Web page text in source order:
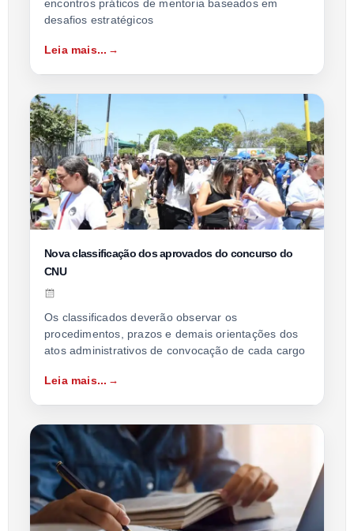
encontros práticos de mentoria baseados em
desafios estratégicos
Leia mais...
Nova classificação dos aprovados do concurso do
CNU
Os classificados deverão observar os
procedimentos, prazos e demais orientações dos
atos administrativos de convocação de cada cargo
Leia mais...